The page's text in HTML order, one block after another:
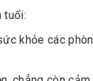
tuổi:
khỏe các